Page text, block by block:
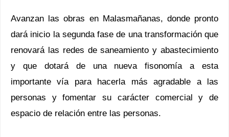
Avanzan las obras en Malasmañanas, donde pronto
dará inicio la segunda fase de una transformación que
renovará las redes de saneamiento y abastecimiento
y que dotará de una nueva fisonomía a esta
importante vía para hacerla más agradable a las
personas y fomentar su carácter comercial y de
espacio de relación entre las personas.